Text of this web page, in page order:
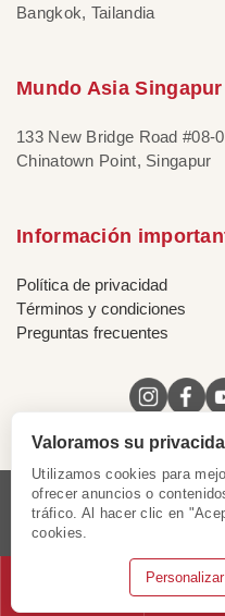
Bangkok, Tailandia
Mundo Asia Singapur
133 New Bridge Road #08-
Chinatown Point, Singapur
Información
Política de privacidad
Términos y condiciones
Preguntas frecuentes
Licencia de Vietnam |
Certificado de Hong
© 2018 - 2025 Mundo
Valoramos su
Utilizamos cookies para
ofrecer anuncios o
tráfico. Al hacer clic en
cookies.
Personalizar